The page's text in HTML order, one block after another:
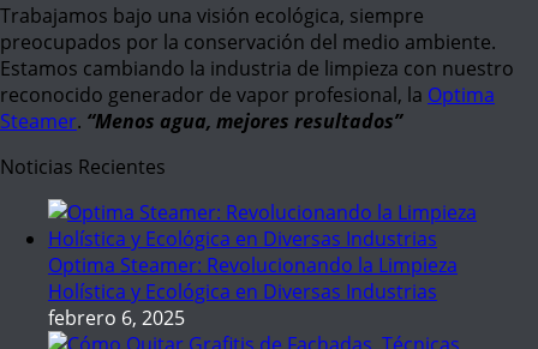
Trabajamos bajo una visión ecológica, siempre
preocupados por la conservación del medio ambiente.
Estamos cambiando la industria de limpieza con nuestro
reconocido generador de vapor profesional, la Optima
Steamer. “Menos agua, mejores resultados”
Noticias Recientes
Optima Steamer: Revolucionando la Limpieza
Holística y Ecológica en Diversas Industrias
febrero 6, 2025